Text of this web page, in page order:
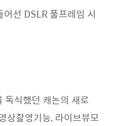
선 DSLR 풀프레임 시
독식했던 캐논의 새로
상촬영기능, 라이브뷰모